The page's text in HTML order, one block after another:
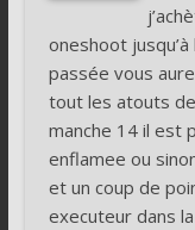
oneshoot
passée vous
tout les atouts
manche 14 il est
enflamee ou
et un coup de
executeur dans